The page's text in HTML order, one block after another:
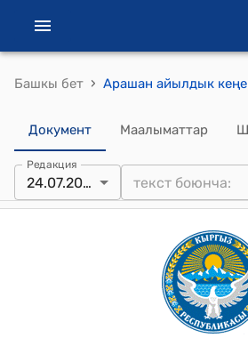
Башкы бет ›
Документ Маалыматтар
Редакция
24.07.2024